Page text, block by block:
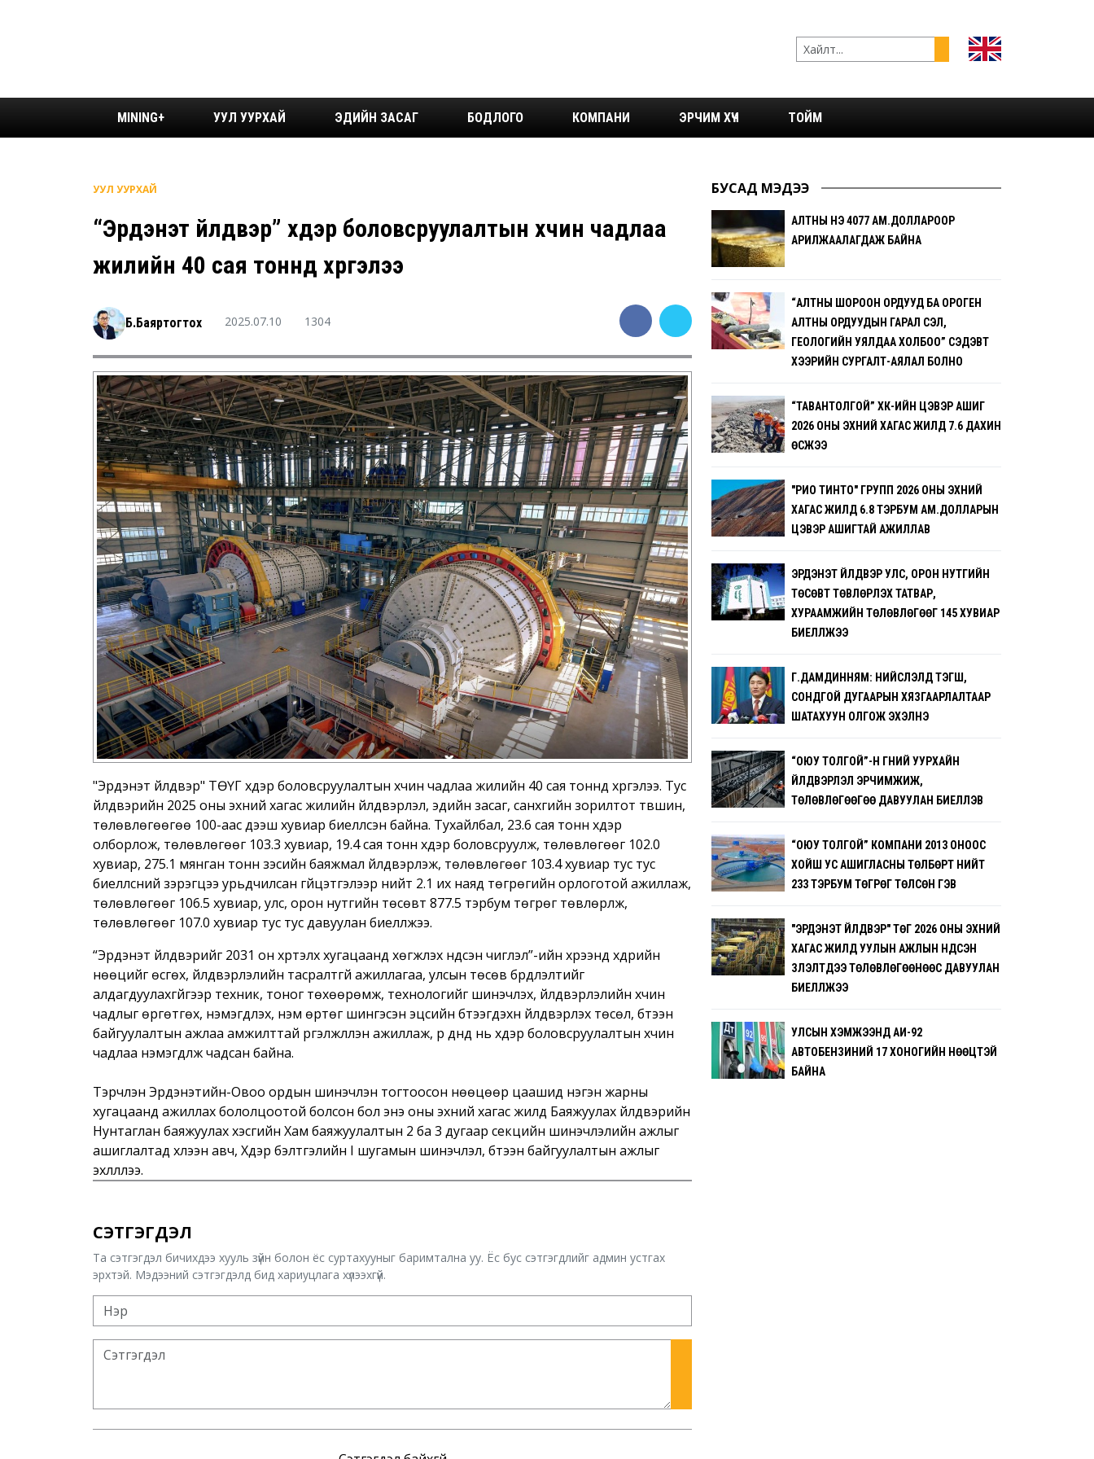
MINING+ УУЛ УУРХАЙ ЭДИЙН ЗАСАГ БОДЛОГО КОМПАНИ ЭРЧИМ ХҮЧ ТОЙМ
УУЛ УУРХАЙ
“Эрдэнэт үйлдвэр” хүдэр боловсруулалтын хүчин чадлаа
жилийн 40 сая тоннд хүргэлээ
Б.Баяртогтох 2025.07.10 1304
"Эрдэнэт үйлдвэр" ТӨҮГ хүдэр боловсруулалтын хүчин чадлаа жилийн 40 сая тоннд хүргэлээ. Тус
үйлдвэрийн 2025 оны эхний хагас жилийн үйлдвэрлэл, эдийн засаг, санхүүгийн зорилтот түвшин,
төлөвлөгөөгөө 100-аас дээш хувиар биелүүлсэн байна. Тухайлбал, 23.6 сая тонн хүдэр
олборлож, төлөвлөгөөг 103.3 хувиар, 19.4 сая тонн хүдэр боловсруулж, төлөвлөгөөг 102.0
хувиар, 275.1 мянган тонн зэсийн баяжмал үйлдвэрлэж, төлөвлөгөөг 103.4 хувиар тус тус
биелүүлсний зэрэгцээ урьдчилсан гүйцэтгэлээр нийт 2.1 их наяд төгрөгийн орлоготой ажиллаж,
төлөвлөгөөг 106.5 хувиар, улс, орон нутгийн төсөвт 877.5 тэрбум төгрөг төвлөрүүлж,
төлөвлөгөөг 107.0 хувиар тус тус давуулан биелүүлжээ.
“Эрдэнэт үйлдвэрийг 2031 он хүртэлх хугацаанд хөгжүүлэх үндсэн чиглэл”-ийн хүрээнд хүдрийн
нөөцийг өсгөх, үйлдвэрлэлийн тасралтгүй ажиллагаа, улсын төсөв бүрдүүлэлтийг
алдагдуулахгүйгээр техник, тоног төхөөрөмж, технологийг шинэчлэх, үйлдвэрлэлийн хүчин
чадлыг өргөтгөх, нэмэгдүүлэх, нэмүү өртөг шингэсэн эцсийн бүтээгдэхүүн үйлдвэрлэх төсөл, бүтээн
байгуулалтын ажлаа амжилттай үргэлжлүүлэн ажиллаж, үр дүнд нь хүдэр боловсруулалтын хүчин
чадлаа нэмэгдүүлж чадсан байна.
Тэрчлэн Эрдэнэтийн-Овоо ордын шинэчлэн тогтоосон нөөцөөр цаашид нэгэн жарны
хугацаанд ажиллах бололцоотой болсон бол энэ оны эхний хагас жилд Баяжуулах үйлдвэрийн
Нунтаглан баяжуулах хэсгийн Хам баяжуулалтын 2 ба 3 дугаар секцийн шинэчлэлийн ажлыг
ашиглалтад хүлээн авч, Хүдэр бэлтгэлийн I шугамын шинэчлэл, бүтээн байгуулалтын ажлыг
эхлүүллээ.
СЭТГЭГДЭЛ
Та сэтгэгдэл бичихдээ хууль зүйн болон ёс суртахууныг баримтална уу. Ёс бус сэтгэгдлийг админ устгах
эрхтэй. Мэдээний сэтгэгдэлд бид хариуцлага хүлээхгүй.
БУСАД МЭДЭЭ
АЛТНЫ ҮНЭ 4077 АМ.ДОЛЛАРООР
АРИЛЖААЛАГДАЖ БАЙНА
“АЛТНЫ ШОРООН ОРДУУД БА ОРОГЕН
АЛТНЫ ОРДУУДЫН ГАРАЛ ҮҮСЭЛ,
ГЕОЛОГИЙН УЯЛДАА ХОЛБОО” СЭДЭВТ
ХЭЭРИЙН СУРГАЛТ-АЯЛАЛ БОЛНО
“ТАВАНТОЛГОЙ” ХК-ИЙН ЦЭВЭР АШИГ
2026 ОНЫ ЭХНИЙ ХАГАС ЖИЛД 7.6 ДАХИН
ӨСЖЭЭ
"РИО ТИНТО" ГРУПП 2026 ОНЫ ЭХНИЙ
ХАГАС ЖИЛД 6.8 ТЭРБУМ АМ.ДОЛЛАРЫН
ЦЭВЭР АШИГТАЙ АЖИЛЛАВ
ЭРДЭНЭТ ҮЙЛДВЭР УЛС, ОРОН НУТГИЙН
ТӨСӨВТ ТӨВЛӨРҮҮЛЭХ ТАТВАР,
ХУРААМЖИЙН ТӨЛӨВЛӨГӨӨГ 145 ХУВИАР
БИЕЛҮҮЛЖЭЭ
Г.ДАМДИННЯМ: НИЙСЛЭЛД ТЭГШ,
СОНДГОЙ ДУГААРЫН ХЯЗГААРЛАЛТААР
ШАТАХУУН ОЛГОЖ ЭХЭЛНЭ
“ОЮУ ТОЛГОЙ”-Н ГҮНИЙ УУРХАЙН
ҮЙЛДВЭРЛЭЛ ЭРЧИМЖИЖ,
ТӨЛӨВЛӨГӨӨГӨӨ ДАВУУЛАН БИЕЛҮҮЛЭВ
“ОЮУ ТОЛГОЙ” КОМПАНИ 2013 ОНООС
ХОЙШ УС АШИГЛАСНЫ ТӨЛБӨРТ НИЙТ
233 ТЭРБУМ ТӨГРӨГ ТӨЛСӨН ГЭВ
"ЭРДЭНЭТ ҮЙЛДВЭР" ТӨҮГ 2026 ОНЫ ЭХНИЙ
ХАГАС ЖИЛД УУЛЫН АЖЛЫН ҮНДСЭН
ҮЗҮҮЛЭЛТҮҮДЭЭ ТӨЛӨВЛӨГӨӨНӨӨС ДАВУУЛАН
БИЕЛҮҮЛЖЭЭ
УЛСЫН ХЭМЖЭЭНД АИ-92
АВТОБЕНЗИНИЙ 17 ХОНОГИЙН НӨӨЦТЭЙ
БАЙНА